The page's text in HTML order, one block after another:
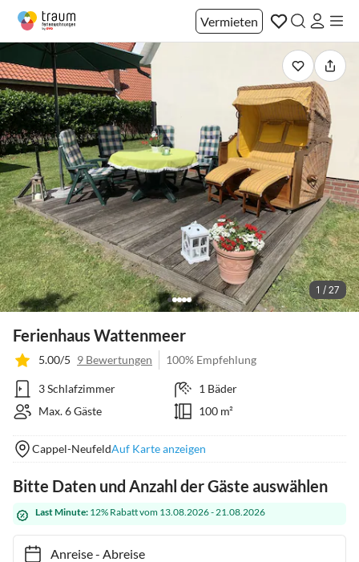
Vermieten
1 / 27
Ferienhaus Wattenmeer
5.00/5 9 Bewertungen 100% Empfehlung
3 Schlafzimmer
1 Bäder
Max. 6 Gäste
100 m²
Cappel-NeufeldAuf Karte anzeigen
Bitte Daten und Anzahl der Gäste auswählen
Last Minute: 12% Rabatt vom 13.08.2026 - 21.08.2026
Anreise- Abreise